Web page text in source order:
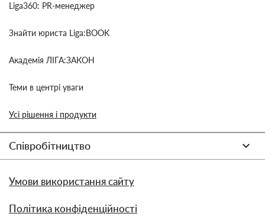
Liga360: PR-менеджер
Знайти юриста Liga:BOOK
Академія ЛІГА:ЗАКОН
Теми в центрі уваги
Усі рішення і продукти
Співробітництво
Умови використання сайту
Політика конфіденційності